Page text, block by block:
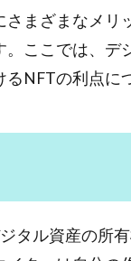
まざまなメリ
ここでは、
NFTの利点に
タル資産の所